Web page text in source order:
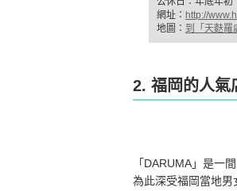
網址： http://
地圖： 到「天麩羅
2. 福岡的人氣
「DARUMA」是一
為此深受福岡當地男